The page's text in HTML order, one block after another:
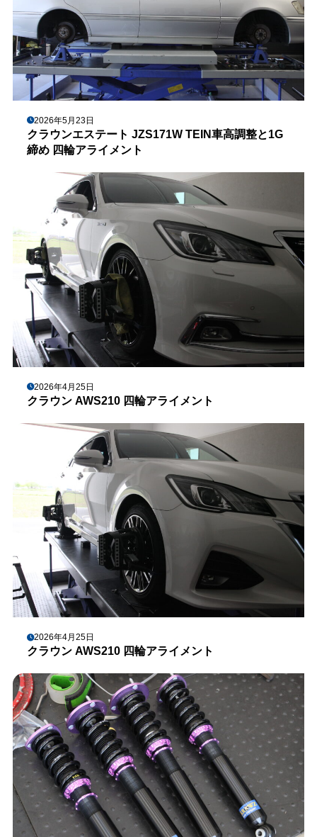
2026年5月23日
クラウンエステート JZS171W TEIN車高調整と1G
締め 四輪アライメント
2026年4月25日
クラウン AWS210 四輪アライメント
2026年4月25日
クラウン AWS210 四輪アライメント